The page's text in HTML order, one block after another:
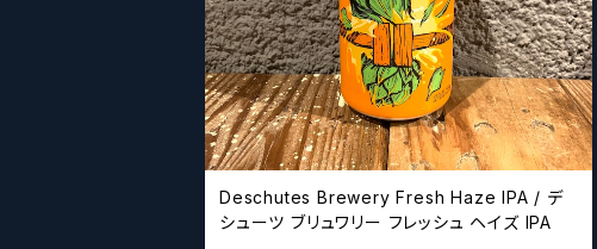
Deschutes Brewery Fresh Haze IPA / デ
シューツ ブリュワリー フレッシュ ヘイズ IPA